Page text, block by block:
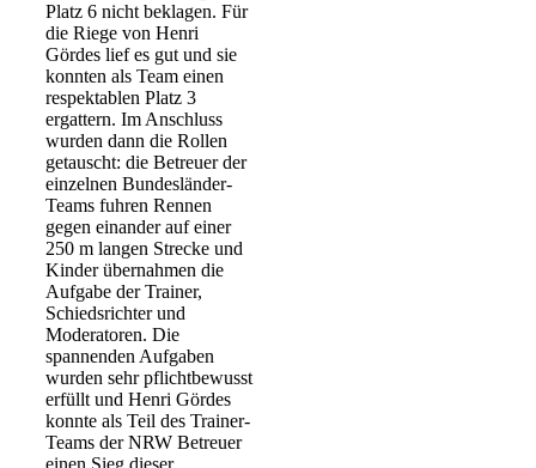
Platz 6 nicht beklagen. Für
die Riege von Henri
Gördes lief es gut und sie
konnten als Team einen
respektablen Platz 3
ergattern. Im Anschluss
wurden dann die Rollen
getauscht: die Betreuer der
einzelnen Bundesländer-
Teams fuhren Rennen
gegen einander auf einer
250 m langen Strecke und
Kinder übernahmen die
Aufgabe der Trainer,
Schiedsrichter und
Moderatoren. Die
spannenden Aufgaben
wurden sehr pflichtbewusst
erfüllt und Henri Gördes
konnte als Teil des Trainer-
Teams der NRW Betreuer